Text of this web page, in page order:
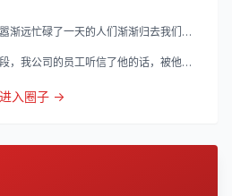
渐远忙碌了一天的人们渐渐归去我们的
，我公司的员工听信了他的话，被他带
进入圈子 →